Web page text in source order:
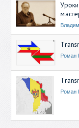
Роман
Роман